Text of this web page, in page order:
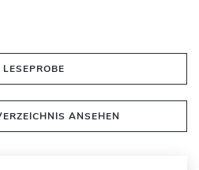
LESEPROBE
ANSEHEN